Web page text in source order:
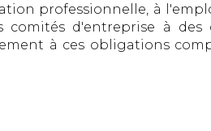
professionnelle, à
comités d'entreprise à
à ces obligations